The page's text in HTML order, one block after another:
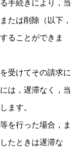
手続きにより，当
たは削除（以下，
ることができま
受けてその請求に
は，遅滞なく，当
ます。
を行った場合，ま
たときは遅滞な